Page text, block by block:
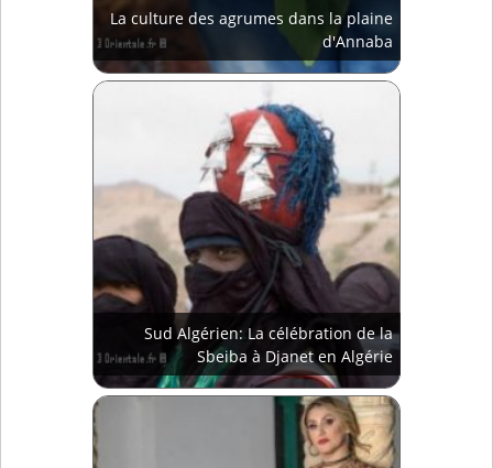
La culture des agrumes dans la plaine
d'Annaba
Sud Algérien: La célébration de la
Sbeiba à Djanet en Algérie